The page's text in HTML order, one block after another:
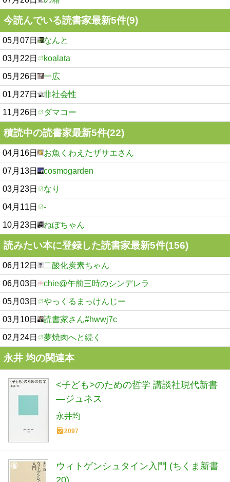
今読んでいる読書家最新5件(9)
05月07日 なんと
03月22日 koalata
05月26日 一広
01月27日 非社会性
11月26日 ダマコー
積読中の読書家最新5件(22)
04月16日 お魚くわえたザサエさん
07月13日 cosmogarden
03月23日 なり
04月11日 -
10月23日 ねぼちゃん
読みたい本に登録した読書家最新5件(156)
06月12日 二酸化炭素ちゃん
06月03日 chie@午前三時のシンデレラ
05月03日 やっくるまっけんじー
03月10日 読書家さん#hwwj7c
02月24日 夢焼肉へと続く
永井 均の関連本
<子ども>のための哲学 講談社現代新書
―ジュネス
永井均
2097
ウィトゲンシュタイン入門 (ちくま新書